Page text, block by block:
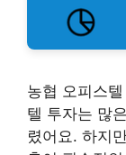
농협 오피스
텔 투자는 많
렸어요. 하지